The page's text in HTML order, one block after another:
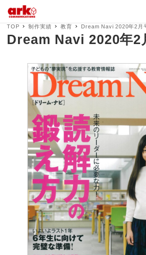
TOP 制作実績 教育 Dream Navi 2020年2月
Dream Navi 2020年2